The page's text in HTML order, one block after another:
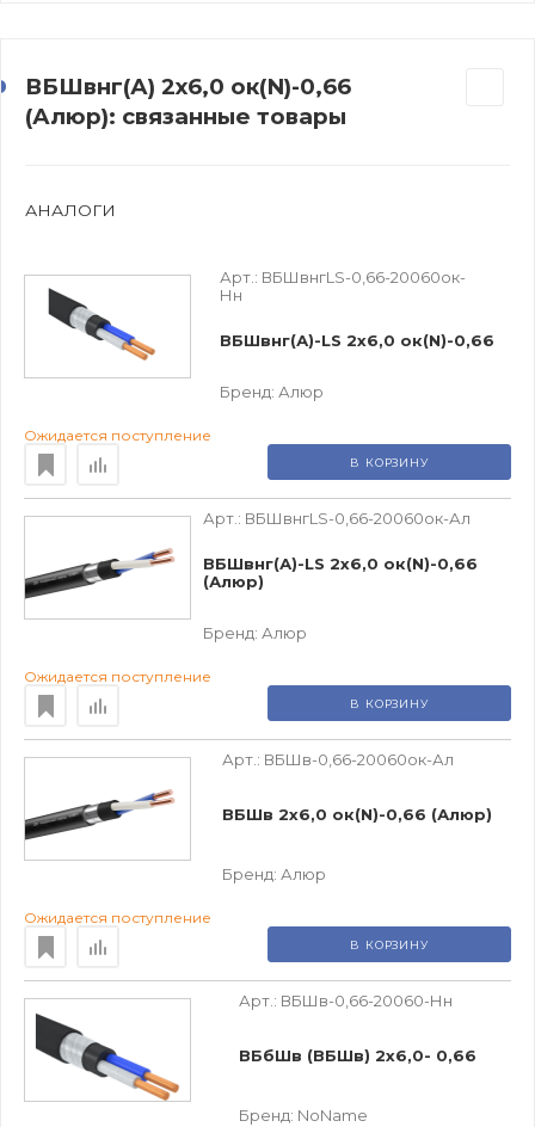
ВБШвнг(А) 2х6,0 ок(N)-0,66
(Алюр): связанные товары
АНАЛОГИ
Арт.: ВБШвнгLS-0,66-20060ок-
Нн
ВБШвнг(А)-LS 2х6,0 ок(N)-0,66
Бренд: Алюр
Ожидается поступление
В КОРЗИНУ
Арт.: ВБШвнгLS-0,66-20060ок-Ал
ВБШвнг(А)-LS 2х6,0 ок(N)-0,66
(Алюр)
Бренд: Алюр
Ожидается поступление
В КОРЗИНУ
Арт.: ВБШв-0,66-20060ок-Ал
ВБШв 2х6,0 ок(N)-0,66 (Алюр)
Бренд: Алюр
Ожидается поступление
В КОРЗИНУ
Арт.: ВБШв-0,66-20060-Нн
ВБбШв (ВБШв) 2х6,0- 0,66
Бренд: NoName